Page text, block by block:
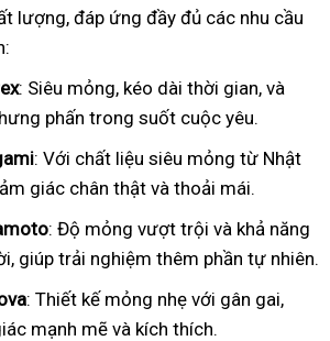
lượng, đáp ứng đầy đủ các nhu cầu
: Siêu mỏng, kéo dài thời gian, và
phấn trong suốt cuộc yêu.
: Với chất liệu siêu mỏng từ Nhật
giác chân thật và thoải mái.
: Độ mỏng vượt trội và khả năng
giúp trải nghiệm thêm phần tự nhiên.
: Thiết kế mỏng nhẹ với gân gai,
mạnh mẽ và kích thích.